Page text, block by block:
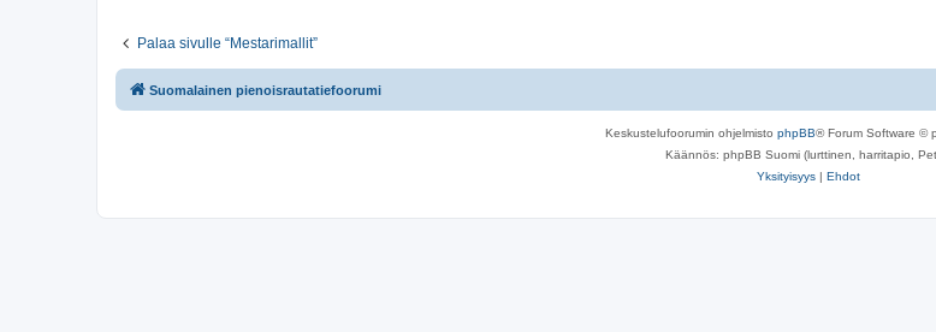
Palaa sivulle “Mestarimallit”
Suomalainen pienoisrautatiefoorumi
Keskustelufoorumin ohjelmisto phpBB® Forum Software ©
Käännös: phpBB Suomi (lurttinen, harritapio,
Yksityisyys | Ehdot